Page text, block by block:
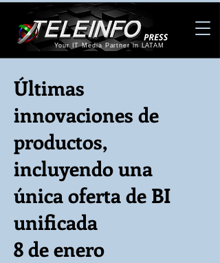
Your IT Media Partner in LATAM
Últimas
innovaciones de
productos,
incluyendo una
única oferta de BI
unificada
8 de enero